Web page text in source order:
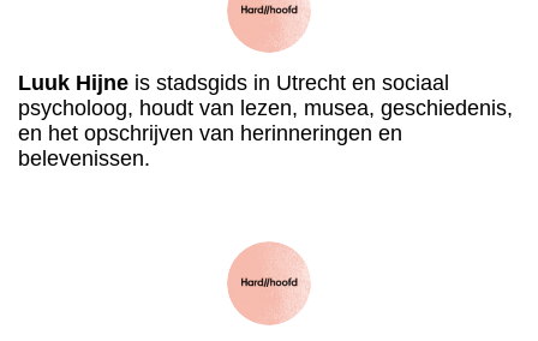
Luuk Hijne is stadsgids in Utrecht en sociaal
psycholoog, houdt van lezen, musea, geschiedenis,
en het opschrijven van herinneringen en
belevenissen.